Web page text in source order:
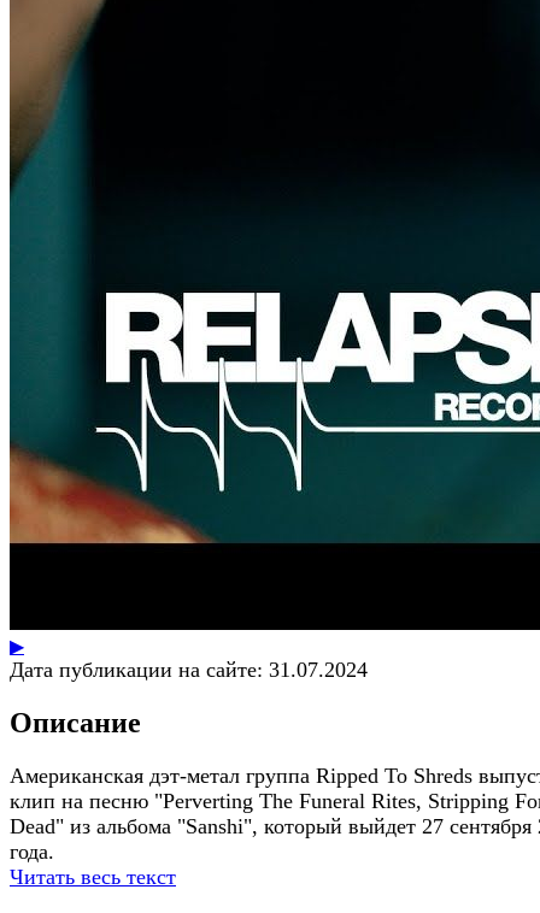
▶
Дата публикации на сайте: 31.07.2024
Описание
Американская дэт-метал группа Ripped To Shreds
клип на песню "Perverting The Funeral Rites, Stripping
Dead" из альбома "Sanshi", который выйдет 27 сентября
года.
Читать весь текст